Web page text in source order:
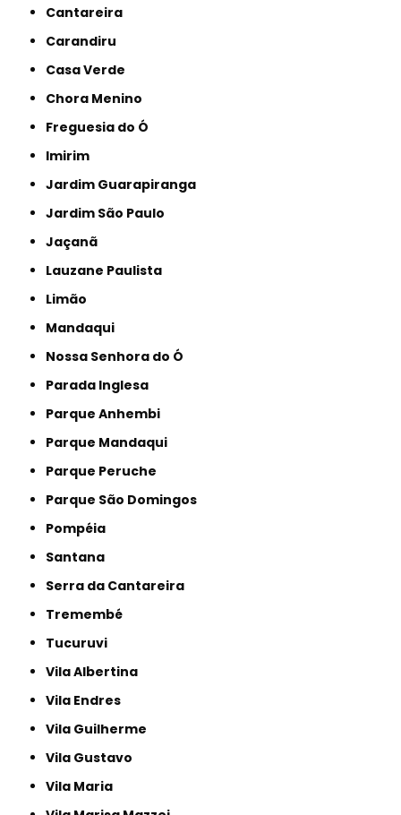
Cantareira
Carandiru
Casa Verde
Chora Menino
Freguesia do Ó
Imirim
Jardim Guarapiranga
Jardim São Paulo
Jaçanã
Lauzane Paulista
Limão
Mandaqui
Nossa Senhora do Ó
Parada Inglesa
Parque Anhembi
Parque Mandaqui
Parque Peruche
Parque São Domingos
Pompéia
Santana
Serra da Cantareira
Tremembé
Tucuruvi
Vila Albertina
Vila Endres
Vila Guilherme
Vila Gustavo
Vila Maria